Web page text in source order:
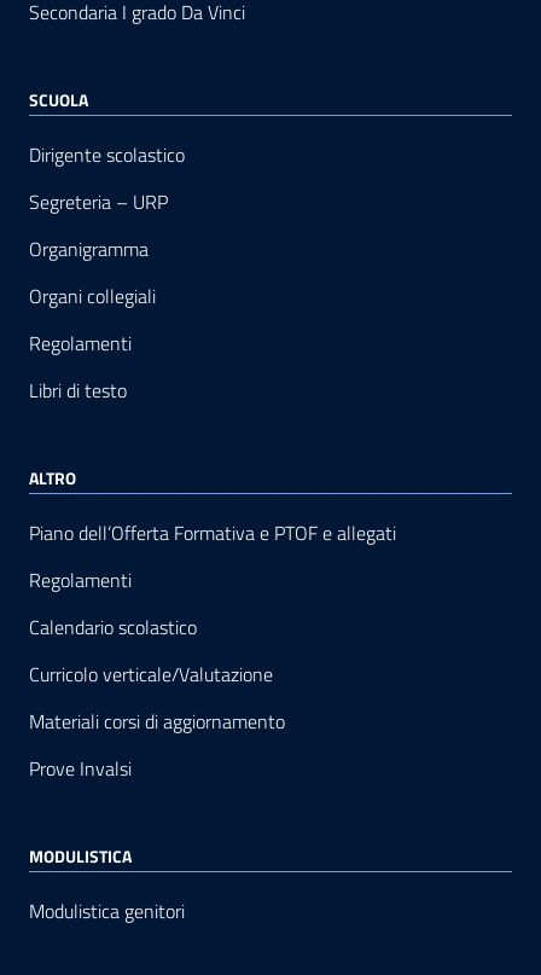
Secondaria I grado Da Vinci
SCUOLA
Dirigente scolastico
Segreteria – URP
Organigramma
Organi collegiali
Regolamenti
Libri di testo
ALTRO
Piano dell’Offerta Formativa e PTOF e allegati
Regolamenti
Calendario scolastico
Curricolo verticale/Valutazione
Materiali corsi di aggiornamento
Prove Invalsi
MODULISTICA
Modulistica genitori